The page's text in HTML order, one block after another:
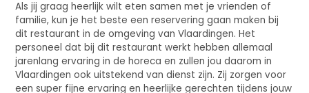
Als jij graag heerlijk wilt eten samen met je vrienden of
familie, kun je het beste een reservering gaan maken bij
dit restaurant in de omgeving van Vlaardingen. Het
personeel dat bij dit restaurant werkt hebben allemaal
jarenlang ervaring in de horeca en zullen jou daarom in
Vlaardingen ook uitstekend van dienst zijn. Zij zorgen voor
een super fijne ervaring en heerlijke gerechten tijdens jouw